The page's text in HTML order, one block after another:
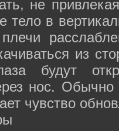
не
тело в
из
будут
нос. Обычно
чувство